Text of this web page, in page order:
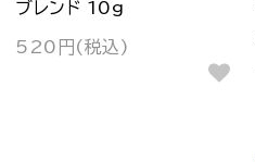
ブレンド 10g
520円(税込)